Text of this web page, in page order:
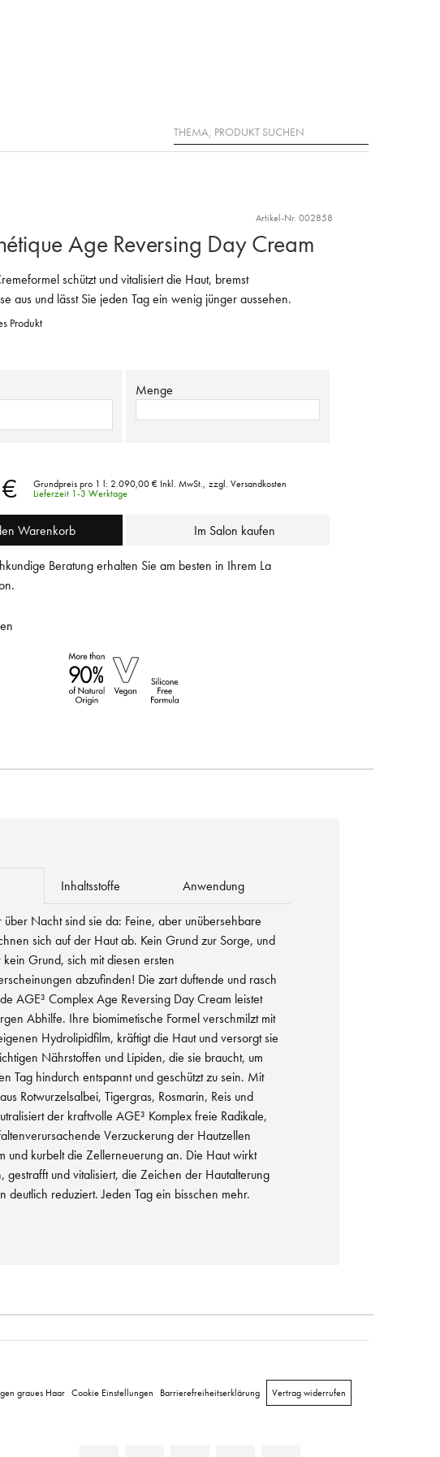
Suche
Artikel-Nr. 002858
Age Reversing Day Cream
schützt und vitalisiert die Haut, bremst
aus und lässt Sie jeden Tag ein wenig jünger aussehen.
Produkt
Menge
Grundpreis pro 1 l: 2.090,00 € Inkl. MwSt., zzgl. Versandkosten
Lieferzeit 1-3 Werktage
Warenkorb Im Salon kaufen
Beratung erhalten Sie am besten in Ihrem La
Inhaltsstoffe Anwendung
über Nacht sind sie da: Feine, aber unübersehbare
sich auf der Haut ab. Kein Grund zur Sorge, und
Grund, sich mit diesen ersten
abzufinden! Die zart duftende und rasch
AGE³ Complex Age Reversing Day Cream leistet
Abhilfe. Ihre biomimetische Formel verschmilzt mit
Hydrolipidfilm, kräftigt die Haut und versorgt sie
Nährstoffen und Lipiden, die sie braucht, um
Tag hindurch entspannt und geschützt zu sein. Mit
Rotwurzelsalbei, Tigergras, Rosmarin, Reis und
der kraftvolle AGE³ Komplex freie Radikale,
Verzuckerung der Hautzellen
und kurbelt die Zellerneuerung an. Die Haut wirkt
gestrafft und vitalisiert, die Zeichen der Hautalterung
deutlich reduziert. Jeden Tag ein bisschen mehr.
graues Haar Cookie Einstellungen Barrierefreiheitserklärung Vertrag widerrufen